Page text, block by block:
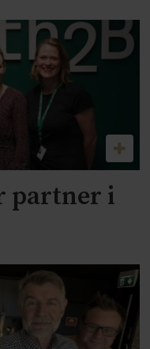
partner i